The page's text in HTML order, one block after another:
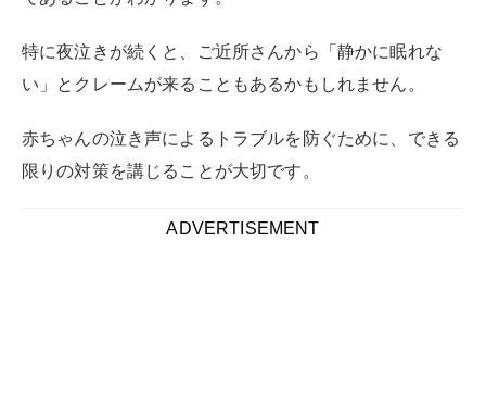
特に夜泣きが続くと、ご近所さんから「静かに眠れな
い」とクレームが来ることもあるかもしれません。
赤ちゃんの泣き声によるトラブルを防ぐために、できる
限りの対策を講じることが大切です。
ADVERTISEMENT